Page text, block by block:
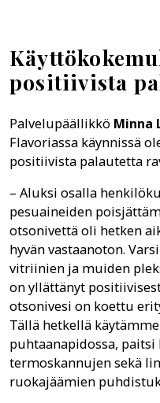
positiivista
Palvelupäällikkö Minna
Flavoriassa käynnissä
positiivista palautetta
– Aluksi osalla
pesuaineiden
otsonivettä oli hetken
hyvän vastaanoton.
vitriinien ja muiden
on yllättänyt
otsonivesi on koettu
Tällä hetkellä
puhtaanapidossa,
termoskannujen sekä
ruokajäämien